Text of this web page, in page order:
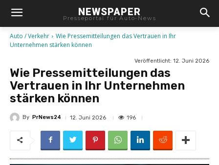
NEWSPAPER
Presseportal für Auto-News
Auto / Verkehr
Wie Pressemitteilungen das Vertrauen in Ihr
Unternehmen stärken können
Veröffentlicht: 12. Juni 2026
Wie Pressemitteilungen das
Vertrauen in Ihr Unternehmen
stärken können
By PrNews24 12. Juni 2026 196